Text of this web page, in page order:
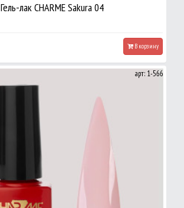
Гель-лак CHARME Sakura 04
В корзину
арт: 1-566